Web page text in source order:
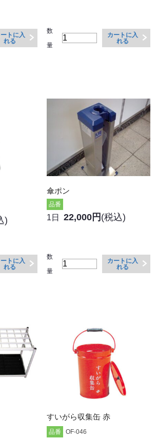
トに入
れる
数
量
カートに入
れる
)
トに入
れる
傘ポン
品番
1日 22,000円 (税込)
数
量
カートに入
れる
すいがら収集缶 赤
品番 OF-046